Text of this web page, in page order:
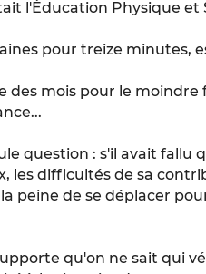
l'Éducation Physique et
pour treize minutes,
des mois pour le
question : s'il avait fallu
les difficultés de sa
peine de se déplacer
qu'on ne sait qui